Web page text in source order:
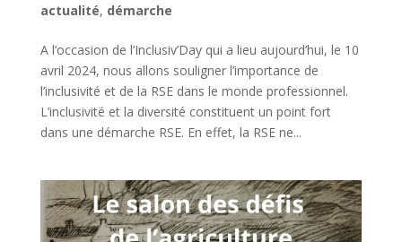
actualité, démarche
A l’occasion de l’Inclusiv’Day qui a lieu aujourd’hui, le 10
avril 2024, nous allons souligner l’importance de
l’inclusivité et de la RSE dans le monde professionnel.
L’inclusivité et la diversité constituent un point fort
dans une démarche RSE. En effet, la RSE ne...